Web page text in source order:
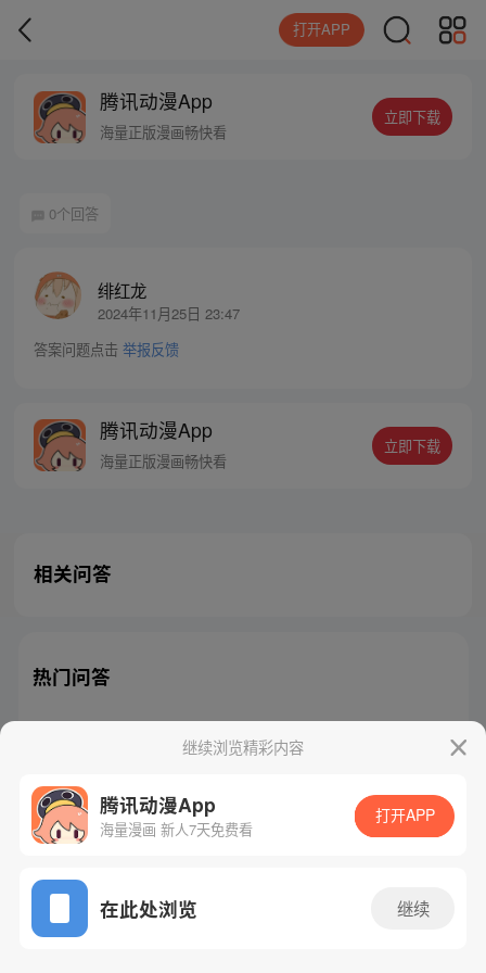
打开APP
腾讯动漫App
海量正版漫画畅快看
立即下载
0个回答
绯红龙
2024年11月25日 23:47
答案问题点击 举报反馈
腾讯动漫App
海量正版漫画畅快看
立即下载
相关问答
热门问答
继续浏览精彩内容
腾讯动漫App
海量漫画 新人7天免费看
打开APP
在此处浏览 继续
腾讯漫画 起点读书 QQ阅读
网站备案/许可证号：粤B2-20090059-5